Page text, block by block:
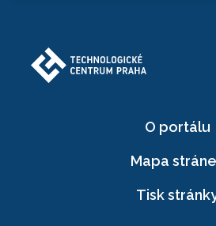
O portálu
Mapa
Tisk